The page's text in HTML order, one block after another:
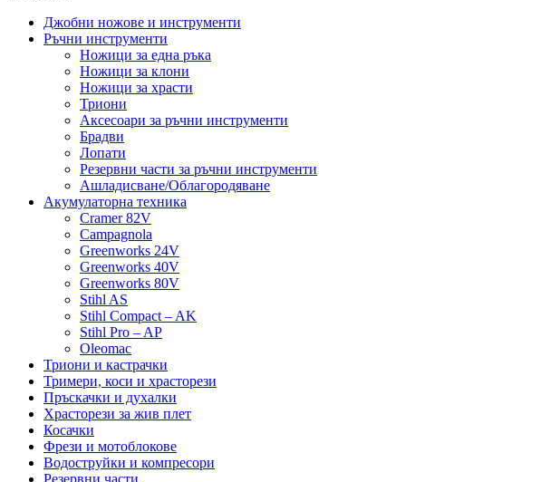
Джобни ножове и инструменти
Ръчни инструменти
Ножици за една ръка
Ножици за клони
Ножици за храсти
Триони
Аксесоари за ръчни инструменти
Брадви
Лопати
Резервни части за ръчни инструменти
Ашладисване/Облагородяване
Акумулаторна техника
Cramer 82V
Campagnola
Greenworks 24V
Greenworks 40V
Greenworks 80V
Stihl AS
Stihl Compact – AK
Stihl Pro – AP
Oleomac
Триони и кастрачки
Тримери, коси и храсторези
Пръскачки и духалки
Храсторези за жив плет
Косачки
Фрези и мотоблокове
Водоструйки и компресори
Резервни части